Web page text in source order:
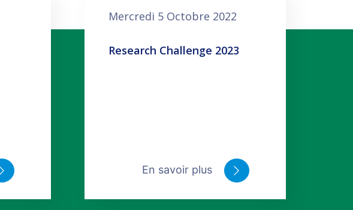
Mercredi 5 Octobre 2022
Research Challenge 2023
En savoir plus